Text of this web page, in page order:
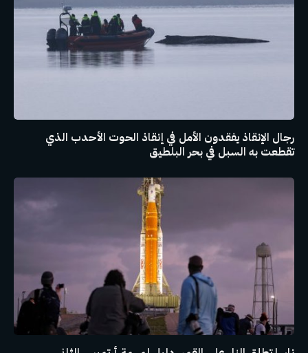
رجال الإنقاذ يفقدون الأمل في إنقاذ الحوت الأحدب الذي
تقطعت به السبل في بحر البلطيق